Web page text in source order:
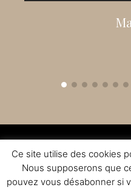
CGV-
L'ABUS D'ALCOOL EST
Ce site utilise des cookies
Nous supposerons que
pouvez vous désabonner si